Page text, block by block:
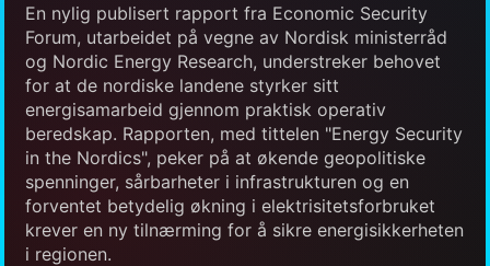
En nylig publisert rapport fra Economic Security
Forum, utarbeidet på vegne av Nordisk ministerråd
og Nordic Energy Research, understreker behovet
for at de nordiske landene styrker sitt
energisamarbeid gjennom praktisk operativ
beredskap. Rapporten, med tittelen "Energy Security
in the Nordics", peker på at økende geopolitiske
spenninger, sårbarheter i infrastrukturen og en
forventet betydelig økning i elektrisitetsforbruket
krever en ny tilnærming for å sikre energisikkerheten
i regionen.